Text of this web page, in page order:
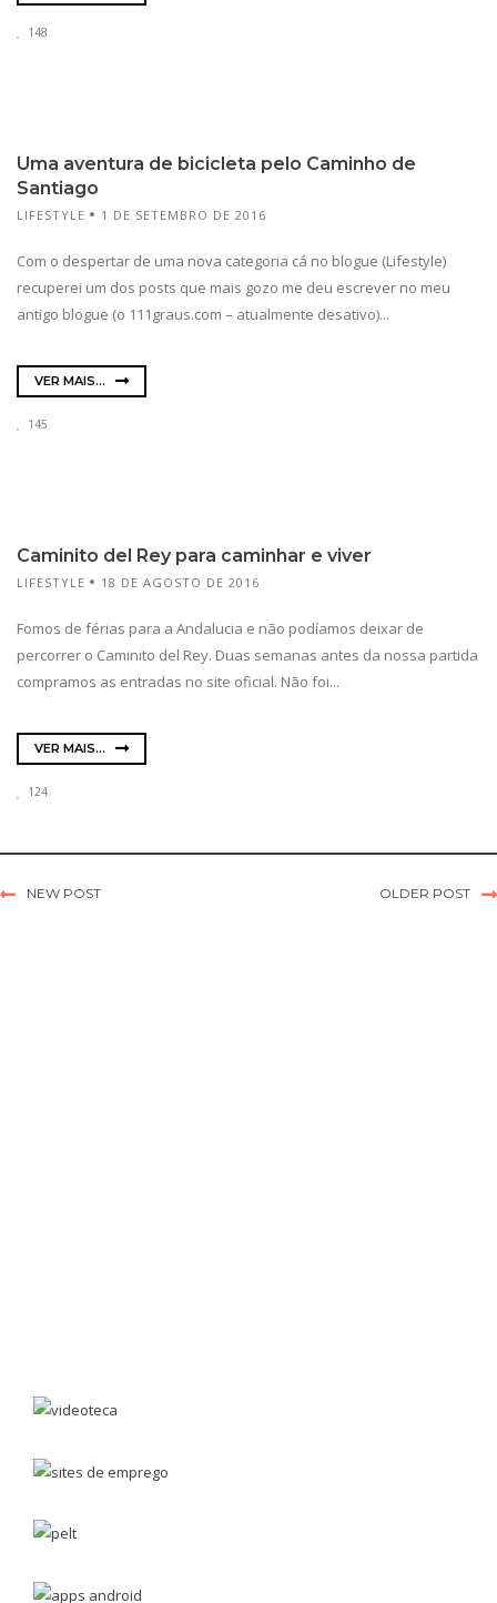
148
Uma aventura de bicicleta pelo Caminho de
Santiago
LIFESTYLE 1 DE SETEMBRO DE 2016
Com o despertar de uma nova categoria cá no blogue (Lifestyle)
recuperei um dos posts que mais gozo me deu escrever no meu
antigo blogue (o 111graus.com – atualmente desativo)...
VER MAIS...
145
Caminito del Rey para caminhar e viver
LIFESTYLE 18 DE AGOSTO DE 2016
Fomos de férias para a Andalucia e não podíamos deixar de
percorrer o Caminito del Rey. Duas semanas antes da nossa partida
compramos as entradas no site oficial. Não foi...
VER MAIS...
124
NEW POST OLDER POST